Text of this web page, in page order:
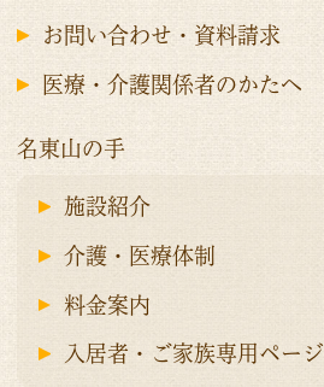
お問い合わせ・資料請求
医療・介護関係者のかたへ
名東山の手
施設紹介
介護・医療体制
料金案内
入居者・ご家族専用ページ